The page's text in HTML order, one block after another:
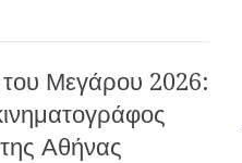
Μεγάρου 2026:
Αθήνας